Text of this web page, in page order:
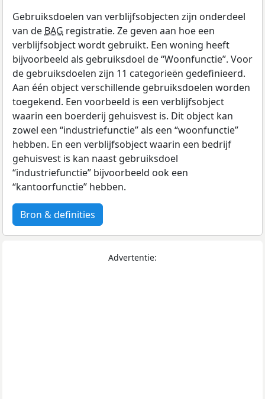
Gebruiksdoelen van verblijfsobjecten zijn onderdeel
van de BAG registratie. Ze geven aan hoe een
verblijfsobject wordt gebruikt. Een woning heeft
bijvoorbeeld als gebruiksdoel de “Woonfunctie”. Voor
de gebruiksdoelen zijn 11 categorieën gedefinieerd.
Aan één object verschillende gebruiksdoelen worden
toegekend. Een voorbeeld is een verblijfsobject
waarin een boerderij gehuisvest is. Dit object kan
zowel een “industriefunctie” als een “woonfunctie”
hebben. En een verblijfsobject waarin een bedrijf
gehuisvest is kan naast gebruiksdoel
“industriefunctie” bijvoorbeeld ook een
“kantoorfunctie” hebben.
Bron & definities
Advertentie: